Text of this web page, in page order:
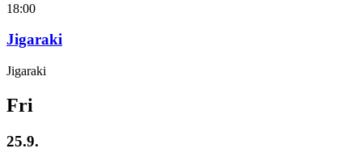
18:00
Jigaraki
Jigaraki
Fri
25.9.